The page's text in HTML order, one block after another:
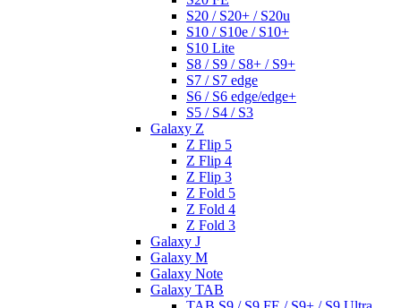
S20 / S20+ / S20u
S10 / S10e / S10+
S10 Lite
S8 / S9 / S8+ / S9+
S7 / S7 edge
S6 / S6 edge/edge+
S5 / S4 / S3
Galaxy Z
Z Flip 5
Z Flip 4
Z Flip 3
Z Fold 5
Z Fold 4
Z Fold 3
Galaxy J
Galaxy M
Galaxy Note
Galaxy TAB